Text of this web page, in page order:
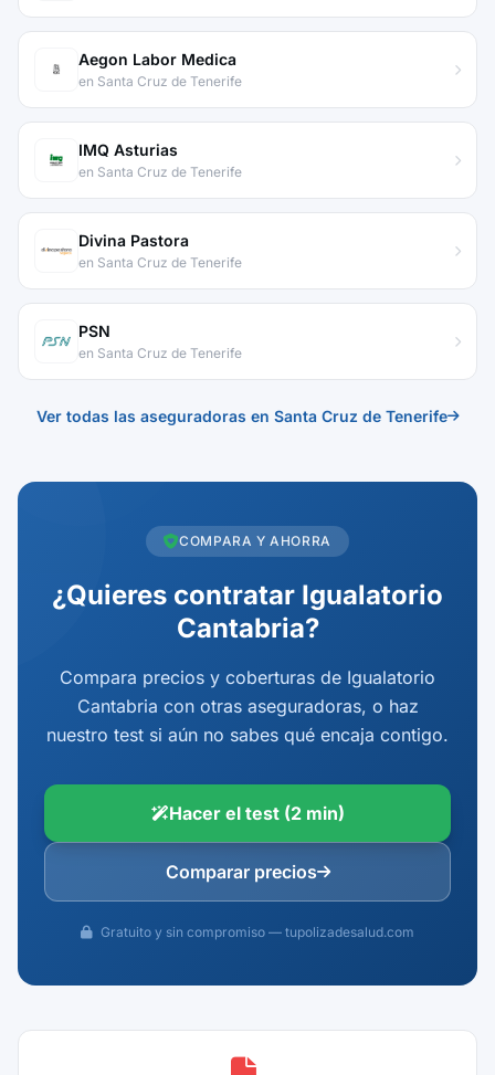
Aegon Labor Medica
en Santa Cruz de Tenerife
IMQ Asturias
en Santa Cruz de Tenerife
Divina Pastora
en Santa Cruz de Tenerife
PSN
en Santa Cruz de Tenerife
Ver todas las aseguradoras en Santa Cruz de Tenerife
COMPARA Y AHORRA
¿Quieres contratar Igualatorio
Cantabria?
Compara precios y coberturas de Igualatorio
Cantabria con otras aseguradoras, o haz
nuestro test si aún no sabes qué encaja contigo.
Hacer el test (2 min)
Comparar precios
Gratuito y sin compromiso — tupolizadesalud.com